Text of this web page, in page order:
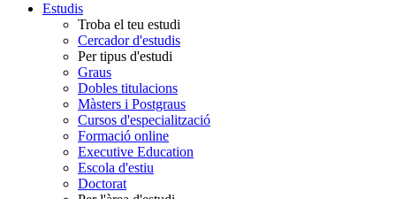
Estudis
Troba el teu estudi
Cercador d'estudis
Per tipus d'estudi
Graus
Dobles titulacions
Màsters i Postgraus
Cursos d'especialització
Formació online
Executive Education
Escola d'estiu
Doctorat